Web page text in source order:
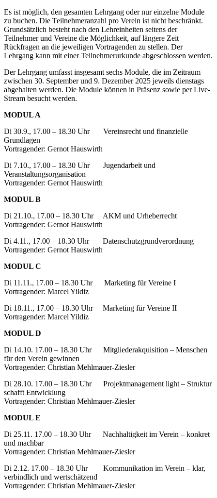
Es ist möglich, den gesamten Lehrgang oder nur einzelne Module
zu buchen. Die Teilnehmeranzahl pro Verein ist nicht beschränkt.
Grundsätzlich besteht nach den Lehreinheiten seitens der
Teilnehmer und Vereine die Möglichkeit, auf längere Zeit
Rückfragen an die jeweiligen Vortragenden zu stellen. Der
Lehrgang kann mit einer Teilnehmerurkunde abgeschlossen werden.
Der Lehrgang umfasst insgesamt sechs Module, die im Zeitraum
zwischen 30. September und 9. Dezember 2025 jeweils dienstags
abgehalten werden. Die Module können in Präsenz sowie per Live-
Stream besucht werden.
MODUL A
Di 30.9., 17.00 – 18.30 Uhr Vereinsrecht und finanzielle
Grundlagen
Vortragender: Gernot Hauswirth
Di 7.10., 17.00 – 18.30 Uhr Jugendarbeit und
Veranstaltungsorganisation
Vortragender: Gernot Hauswirth
MODUL B
Di 21.10., 17.00 – 18.30 Uhr AKM und Urheberrecht
Vortragender: Gernot Hauswirth
Di 4.11., 17.00 – 18.30 Uhr Datenschutzgrundverordnung
Vortragender: Gernot Hauswirth
MODUL C
Di 11.11., 17.00 – 18.30 Uhr Marketing für Vereine I
Vortragender: Marcel Yildiz
Di 18.11., 17.00 – 18.30 Uhr Marketing für Vereine II
Vortragender: Marcel Yildiz
MODUL D
Di 14.10. 17.00 – 18.30 Uhr Mitgliederakquisition – Menschen
für den Verein gewinnen
Vortragender: Christian Mehlmauer-Ziesler
Di 28.10. 17.00 – 18.30 Uhr Projektmanagement light – Struktur
schafft Entwicklung
Vortragender: Christian Mehlmauer-Ziesler
MODUL E
Di 25.11. 17.00 – 18.30 Uhr Nachhaltigkeit im Verein – konkret
und machbar
Vortragender: Christian Mehlmauer-Ziesler
Di 2.12. 17.00 – 18.30 Uhr Kommunikation im Verein – klar,
verbindlich und wertschätzend
Vortragender: Christian Mehlmauer-Ziesler